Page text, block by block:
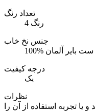
تعداد رنگ
4 رنگ
جنس نخ خاب
ست بایر آلمان
درجه کیفیت
یک
نظرات
یا تجربه استفاده از آن را